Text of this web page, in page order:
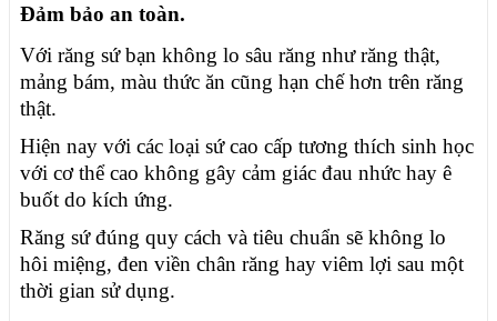
Đảm bảo an toàn.
Với răng sứ bạn không lo sâu răng như răng thật,
mảng bám, màu thức ăn cũng hạn chế hơn trên răng
thật.
Hiện nay với các loại sứ cao cấp tương thích sinh học
với cơ thể cao không gây cảm giác đau nhức hay ê
buốt do kích ứng.
Răng sứ đúng quy cách và tiêu chuẩn sẽ không lo
hôi miệng, đen viền chân răng hay viêm lợi sau một
thời gian sử dụng.